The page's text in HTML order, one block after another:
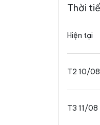
Thời
Hiện tại
T2 10/08
T3 11/08